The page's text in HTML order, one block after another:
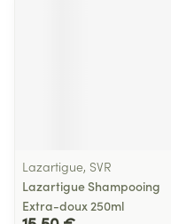
Lazartigue, SVR
Lazartigue Shampooing
Extra-doux 250ml